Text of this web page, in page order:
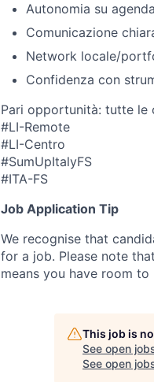
Autonomia su
Comunicazione
Network locale/
Confidenza con
Pari opportunità: tutte le
#LI-Remote
#LI-Centro
#SumUpItalyFS
#ITA-FS
Job Application Tip
We recognise that
for a job. Please note
means you have room
This job is
See open
See open